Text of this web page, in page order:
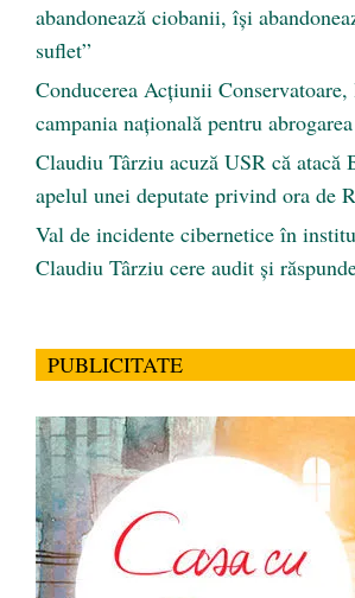
abandonează ciobanii, își
suflet”
Conducerea Acțiunii
campania națională pentru
Claudiu Târziu acuză USR că atacă
apelul unei deputate privind ora de
Val de incidente cibernetice în
Claudiu Târziu cere audit și
PUBLICITATE